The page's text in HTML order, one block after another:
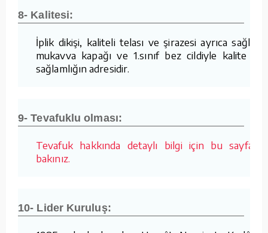
8- Kalitesi:
İplik dikişi, kaliteli telası ve şirazesi ayrıca sağlam
mukavva kapağı ve 1.sınıf bez cildiyle kalite ve
sağlamlığın adresidir.
9- Tevafuklu olması:
Tevafuk hakkında detaylı bilgi için bu sayfaya
bakınız.
10- Lider Kuruluş: